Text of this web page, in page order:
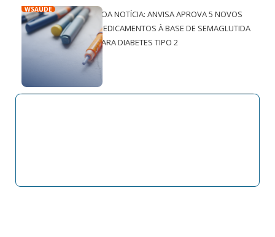
WSAÚDE
BOA NOTÍCIA: ANVISA APROVA 5 NOVOS
MEDICAMENTOS À BASE DE SEMAGLUTIDA
PARA DIABETES TIPO 2